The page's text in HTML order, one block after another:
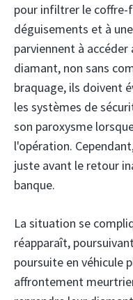
pour infiltrer le coffre-
déguisements et à
parviennent à
diamant, non sans
braquage, ils doivent
les systèmes de
son paroxysme
l'opération.
juste avant le retour
banque.
La situation se
réapparaît,
poursuite en véhicule
affrontement